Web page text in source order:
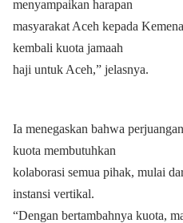
menyampaikan harapan
masyarakat Aceh kepada
kembali kuota jamaah
haji untuk Aceh,” jelasnya.
Ia menegaskan bahwa
kuota membutuhkan
kolaborasi semua pihak, mulai
instansi vertikal.
“Dengan bertambahnya kuota,